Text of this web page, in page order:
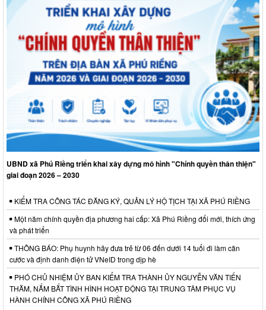
UBND xã Phú Riềng triển khai xây dựng mô hình "Chính quyền thân thiện"
giai đoạn 2026 – 2030
KIỂM TRA CÔNG TÁC ĐĂNG KÝ, QUẢN LÝ HỘ TỊCH TẠI XÃ PHÚ RIỀNG
Một năm chính quyền địa phương hai cấp: Xã Phú Riềng đổi mới, thích ứng
và phát triển
THÔNG BÁO: Phụ huynh hãy đưa trẻ từ 06 đến dưới 14 tuổi đi làm căn
cước và định danh điện tử VNeID trong dịp hè
PHÓ CHỦ NHIỆM ỦY BAN KIỂM TRA THÀNH ỦY NGUYỄN VĂN TIẾN
THĂM, NẮM BẮT TÌNH HÌNH HOẠT ĐỘNG TẠI TRUNG TÂM PHỤC VỤ
HÀNH CHÍNH CÔNG XÃ PHÚ RIỀNG